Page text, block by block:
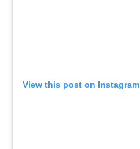
View this post on Instagram